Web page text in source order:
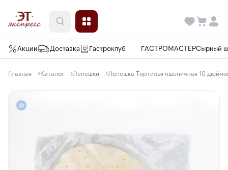
Акции Доставка Гастроклуб ГАСТРОМАСТЕРСырный
Главная Каталог Лепешки Лепешка Тортилья пшеничная 10